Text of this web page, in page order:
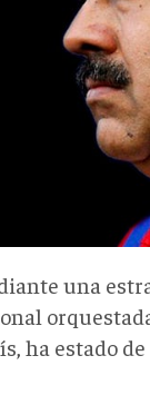
una
ha estado